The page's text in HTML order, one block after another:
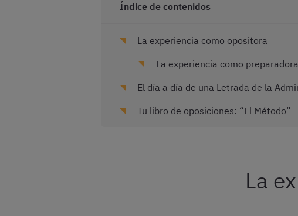
Índice de contenidos
La experiencia como opositora
La experiencia como
El día a día de una Letrada de la
Tu libro de oposiciones: “El Método”
La